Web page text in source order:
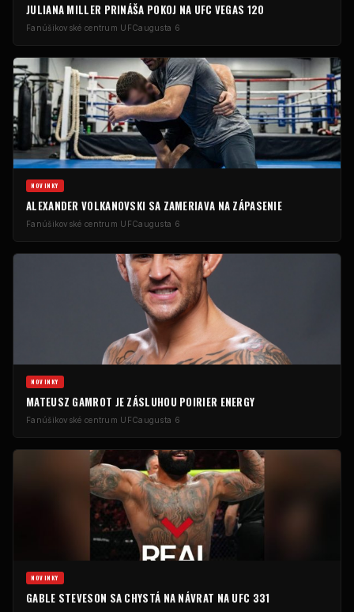
JULIANA MILLER PRINÁŠA POKOJ NA UFC VEGAS 120
Fanúšikovské centrum UFCaugusta 6
NOVINKY
ALEXANDER VOLKANOVSKI SA ZAMERIAVA NA ZÁPASENIE
Fanúšikovské centrum UFCaugusta 6
NOVINKY
MATEUSZ GAMROT JE ZÁSLUHOU POIRIER ENERGY
Fanúšikovské centrum UFCaugusta 6
NOVINKY
GABLE STEVESON SA CHYSTÁ NA NÁVRAT NA UFC 331